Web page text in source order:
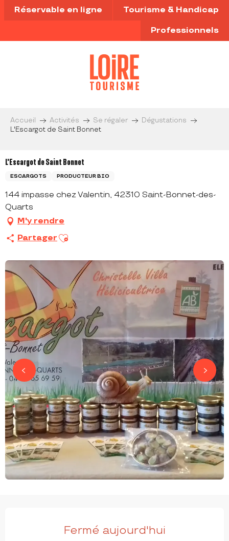
Aller
au
principal
Réservable en ligne Tourisme & Handicap
Professionnels
Accueil Activités Se régaler
Dégustations
L'Escargot de Saint Bonnet
L'Escargot de Saint Bonnet
ESCARGOTS PRODUCTEUR BIO
144 impasse chez Valentin, 42310 Saint-Bonnet-des-
Quarts
M'y rendre
Partager Ajouter aux favoris
Fermé aujourd'hui